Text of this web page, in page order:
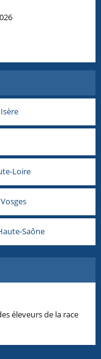
Loire
Saône
éleveurs de la race